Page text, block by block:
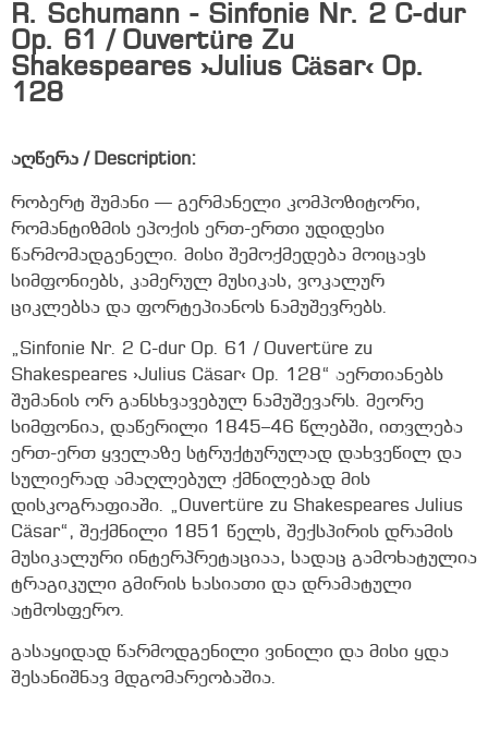
R. Schumann - Sinfonie Nr. 2 C-dur
Op. 61 / Ouvertüre Zu
Shakespeares ›Julius Cäsar‹ Op.
128
აღწერა / Description:
რობერტ შუმანი — გერმანელი კომპოზიტორი,
რომანტიზმის ეპოქის ერთ-ერთი უდიდესი
წარმომადგენელი. მისი შემოქმედება მოიცავს
სიმფონიებს, კამერულ მუსიკას, ვოკალურ
ციკლებსა და ფორტეპიანოს ნამუშევრებს.
„Sinfonie Nr. 2 C-dur Op. 61 / Ouvertüre zu
Shakespeares ›Julius Cäsar‹ Op. 128“ აერთიანებს
შუმანის ორ განსხვავებულ ნამუშევარს. მეორე
სიმფონია, დაწერილი 1845–46 წლებში, ითვლება
ერთ-ერთ ყველაზე სტრუქტურულად დახვეწილ და
სულიერად ამაღლებულ ქმნილებად მის
დისკოგრაფიაში. „Ouvertüre zu Shakespeares Julius
Cäsar“, შექმნილი 1851 წელს, შექსპირის დრამის
მუსიკალური ინტერპრეტაციაა, სადაც გამოხატულია
ტრაგიკული გმირის ხასიათი და დრამატული
ატმოსფერო.
გასაყიდად წარმოდგენილი ვინილი და მისი ყდა
შესანიშნავ მდგომარეობაშია.